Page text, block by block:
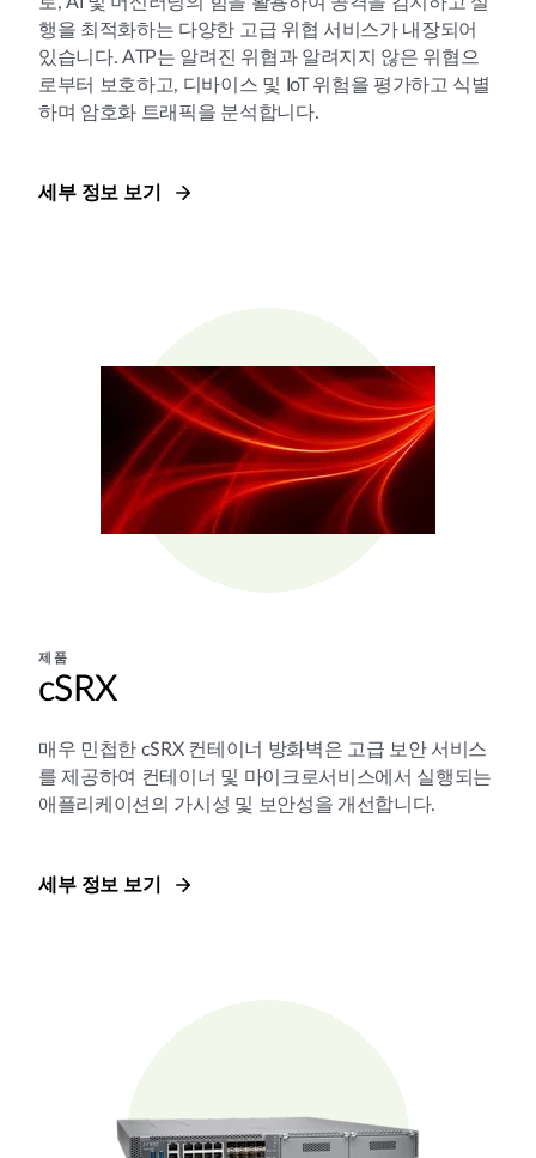
행을 최적화하는 다양한 고급 위협 서비스가 내장되어
있습니다. ATP는 알려진 위협과 알려지지 않은 위협으
로부터 보호하고, 디바이스 및 IoT 위험을 평가하고 식별
하며 암호화 트래픽을 분석합니다.
세부 정보 보기
제품
cSRX
매우 민첩한 cSRX 컨테이너 방화벽은 고급 보안 서비스
를 제공하여 컨테이너 및 마이크로서비스에서 실행되는
애플리케이션의 가시성 및 보안성을 개선합니다.
세부 정보 보기